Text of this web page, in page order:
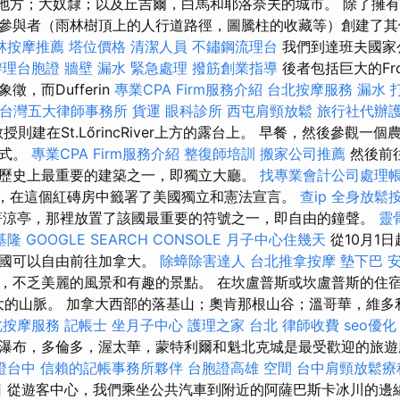
與者（雨林樹頂上的人行道路徑，圖騰柱的收藏等）創建了
按摩推薦 塔位價格 清潔人員 不鏽鋼流理台 我們到達班夫國
台胞證 牆壁 漏水 緊急處理 撥筋創業指導 後者包括巨大的
徵，而Dufferin 專業CPA Firm服務介紹 台北按摩服務 漏水
台灣五大律師事務所 貨運 眼科診所 西屯肩頸放鬆 旅行社代辦
則建在St.LőrincRiver上方的露台上。 早餐，然後參觀一個
。 專業CPA Firm服務介紹 整復師培訓 搬家公司推薦 然後前
史上最重要的建築之一，即獨立大廳。 找專業會計公司處理
在這個紅磚房中籤署了美國獨立和憲法宣言。 查ip 全身放鬆
亭，那裡放置了該國最重要的符號之一，即自由的鐘聲。 靈
隆 GOOGLE SEARCH CONSOLE 月子中心住幾天 從10月1
可以自由前往加拿大。 除蟑除害達人 台北推拿按摩 墊下巴
不乏美麗的風景和有趣的景點。 在坎盧普斯或坎盧普斯的住
山脈。 加拿大西部的落基山；奧肯那根山谷；溫哥華，維
摩服務 記帳士 坐月子中心 護理之家 台北 律師收費 seo優化
布，多倫多，渥太華，蒙特利爾和魁北克城是最受歡迎的旅
台中 信賴的記帳事務所夥伴 台胞證高雄 空間 台中肩頸放鬆
從遊客中心，我們乘坐公共汽車到附近的阿薩巴斯卡冰川的邊